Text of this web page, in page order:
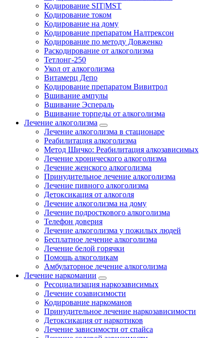
Кодирование SIT|MST
Кодирование током
Кодирование на дому
Кодирование препаратом Налтрексон
Кодирование по методу Довженко
Раскодирование от алкоголизма
Тетлонг-250
Укол от алкоголизма
Витамерц Депо
Кодирование препаратом Вивитрол
Вшивание ампулы
Вшивание Эспераль
Вшивание торпеды от алкоголизма
Лечение алкоголизма
Лечение алкоголизма в стационаре
Реабилитация алкоголизма
Метод Шичко: Реабилитация алкозависимых
Лечение хронического алкоголизма
Лечение женского алкоголизма
Принудительное лечение алкоголизма
Лечение пивного алкоголизма
Детоксикация от алкоголя
Лечение алкоголизма на дому
Лечение подросткового алкоголизма
Телефон доверия
Лечение алкоголизма у пожилых людей
Бесплатное лечение алкоголизма
Лечение белой горячки
Помощь алкоголикам
Амбулаторное лечение алкоголизма
Лечение наркомании
Ресоциализация наркозависимых
Лечение созависимости
Кодирование наркоманов
Принудительное лечение наркозависимости
Детоксикация от наркотиков
Лечение зависимости от спайса